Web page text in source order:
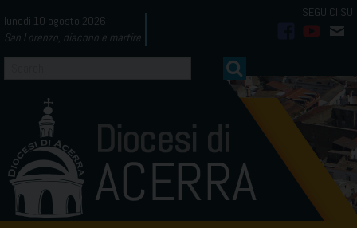
to
content
lunedì 10 agosto 2026
San Lorenzo, diacono e martire